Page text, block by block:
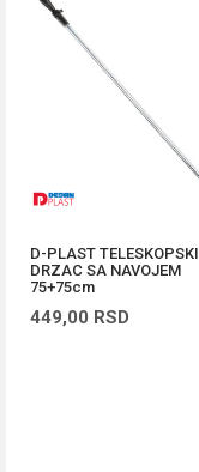
D-PLAST TELESKOPSKI
DRZAC SA NAVOJEM
75+75cm
449,00 RSD